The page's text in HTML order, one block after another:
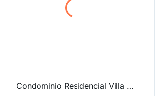
Condominio Residencial Villa Di Cremona